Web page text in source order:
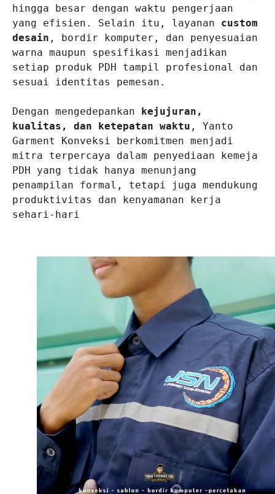
hingga besar dengan waktu pengerjaan
yang efisien. Selain itu, layanan custom
desain , bordir komputer, dan penyesuaian
warna maupun spesifikasi menjadikan
setiap produk PDH tampil profesional dan
sesuai identitas pemesan.
Dengan mengedepankan kejujuran,
kualitas, dan ketepatan waktu , Yanto
Garment Konveksi berkomitmen menjadi
mitra terpercaya dalam penyediaan kemeja
PDH yang tidak hanya menunjang
penampilan formal, tetapi juga mendukung
produktivitas dan kenyamanan kerja
sehari-hari